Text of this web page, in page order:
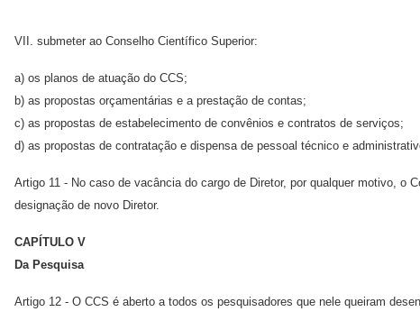
VII. submeter ao Conselho Científico Superior:
a) os planos de atuação do CCS;
b) as propostas orçamentárias e a prestação de contas;
c) as propostas de estabelecimento de convênios e contratos de serviços;
d) as propostas de contratação e dispensa de pessoal técnico e
Artigo 11 - No caso de vacância do cargo de Diretor, por qualquer motivo, o
designação de novo Diretor.
CAPÍTULO V
Da Pesquisa
Artigo 12 - O CCS é aberto a todos os pesquisadores que nele queiram